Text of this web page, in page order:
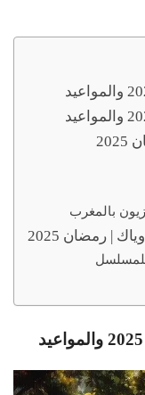
بالمغرب
| رمضان 2025
للمسلسل